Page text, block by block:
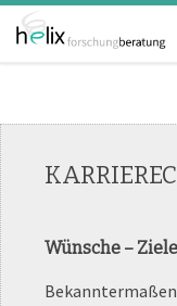
Zum Inhalt springen
Wünsche –